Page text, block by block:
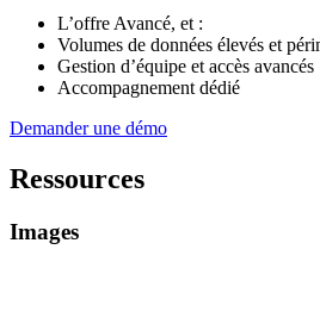
L’offre Avancé, et :
Volumes de données élevés et
Gestion d’équipe et accès avancés
Accompagnement dédié
Demander une démo
Ressources
Images